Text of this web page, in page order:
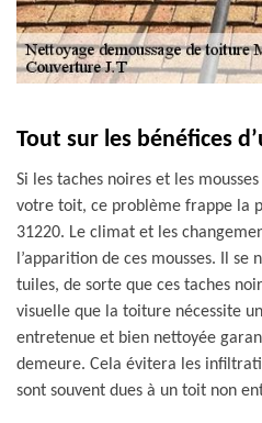
Tout sur les bénéfices
Si les taches noires et les
votre toit, ce problème frappe la
31220. Le climat et les
l’apparition de ces mousses. Il
tuiles, de sorte que ces taches
visuelle que la toiture nécessite
entretenue et bien nettoyée
demeure. Cela évitera les
sont souvent dues à un toit non